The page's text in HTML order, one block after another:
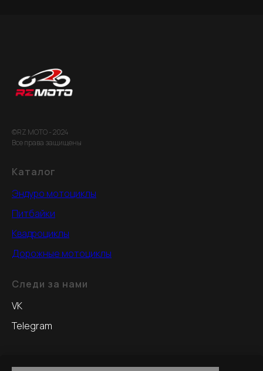
©RZ MOTO - 2024
Все права защищены
Каталог
Эндуро мотоциклы
Питбайки
Квадроциклы
Дорожные мотоциклы
Следи за нами
VK
Telegram